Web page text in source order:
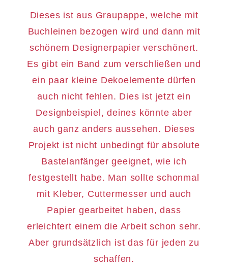
Dieses ist aus Graupappe, welche mit
Buchleinen bezogen wird und dann mit
schönem Designerpapier verschönert.
Es gibt ein Band zum verschließen und
ein paar kleine Dekoelemente dürfen
auch nicht fehlen. Dies ist jetzt ein
Designbeispiel, deines könnte aber
auch ganz anders aussehen. Dieses
Projekt ist nicht unbedingt für absolute
Bastelanfänger geeignet, wie ich
festgestellt habe. Man sollte schonmal
mit Kleber, Cuttermesser und auch
Papier gearbeitet haben, dass
erleichtert einem die Arbeit schon sehr.
Aber grundsätzlich ist das für jeden zu
schaffen.